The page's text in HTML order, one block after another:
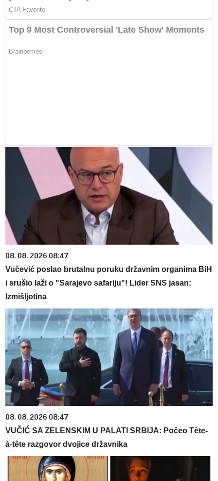
08. 08. 2026 08:47
Vučević poslao brutalnu poruku državnim organima BiH
i srušio laži o "Sarajevo safariju"! Lider SNS jasan:
Izmišljotina
08. 08. 2026 08:47
VUČIĆ SA ZELENSKIM U PALATI SRBIJA: Počeo Tête-
à-tête razgovor dvojice državnika